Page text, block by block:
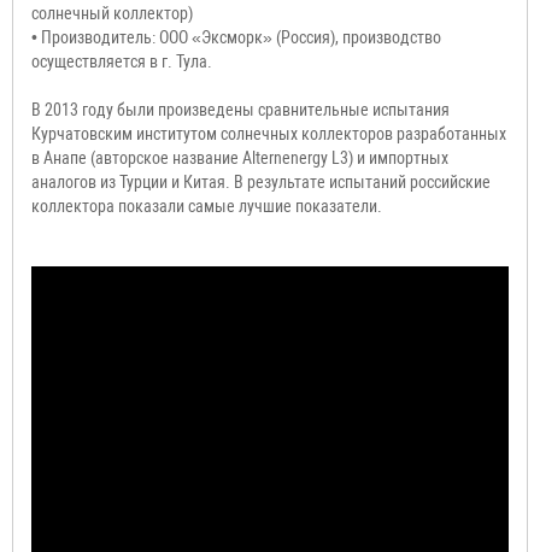
солнечный коллектор)
• Производитель: ООО «Эксморк» (Россия), производство
осуществляется в г. Тула.
В 2013 году были произведены сравнительные испытания
Курчатовским институтом солнечных коллекторов разработанных
в Анапе (авторское название Alternenergy L3) и импортных
аналогов из Турции и Китая. В результате испытаний российские
коллектора показали самые лучшие показатели.